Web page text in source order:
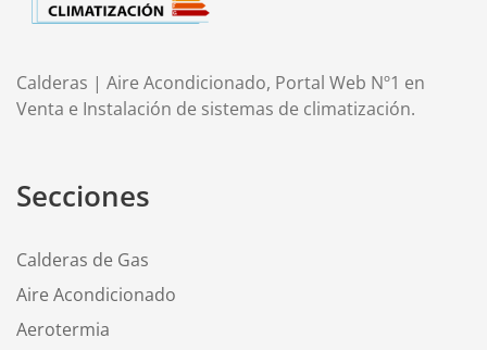
Calderas | Aire Acondicionado, Portal Web Nº1 en
Venta e Instalación de sistemas de climatización.
Secciones
Calderas de Gas
Aire Acondicionado
Aerotermia